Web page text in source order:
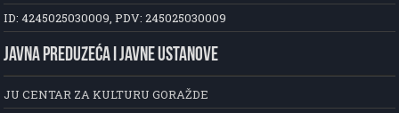
ID: 4245025030009, PDV: 245025030009
JAVNA PREDUZEĆA I JAVNE USTANOVE
JU CENTAR ZA KULTURU GORAŽDE